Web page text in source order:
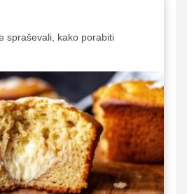
spraševali, kako porabiti